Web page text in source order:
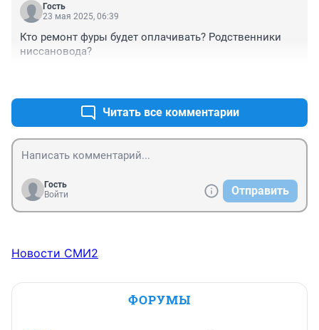
Гость
23 мая 2025, 06:39
Кто ремонт фуры будет оплачивать? Родственники
ниссановода?
Читать все комментарии
Гость
Войти
Отправить
Новости СМИ2
ФОРУМЫ